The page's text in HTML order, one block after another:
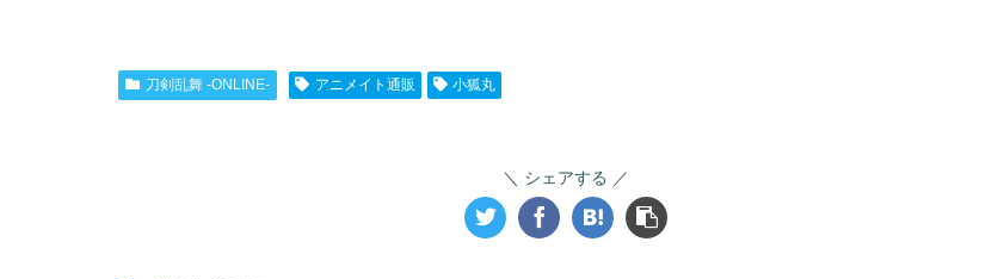
刀剣乱舞 -ONLINE- アニメイト通販 小狐丸
シェアする